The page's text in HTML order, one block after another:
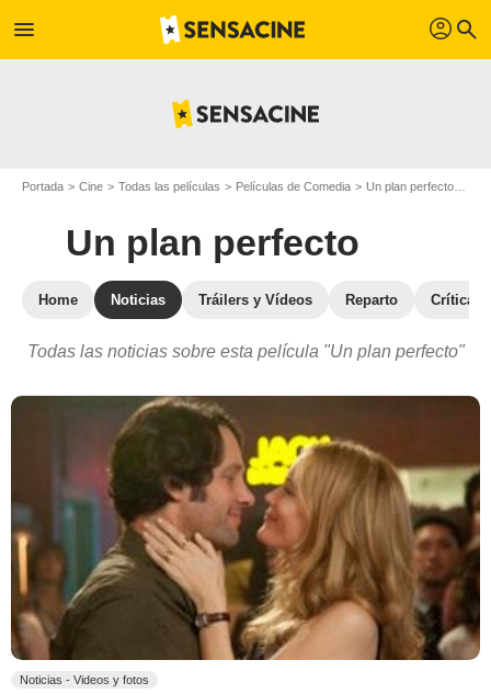
menu profil search
Portada Cine Todas las películas Películas de Comedia Un plan perfecto
Un plan perfecto
Home Noticias Tráilers y Vídeos Reparto Críticas
Todas las noticias sobre esta película "Un plan perfecto"
Noticias - Videos y fotos